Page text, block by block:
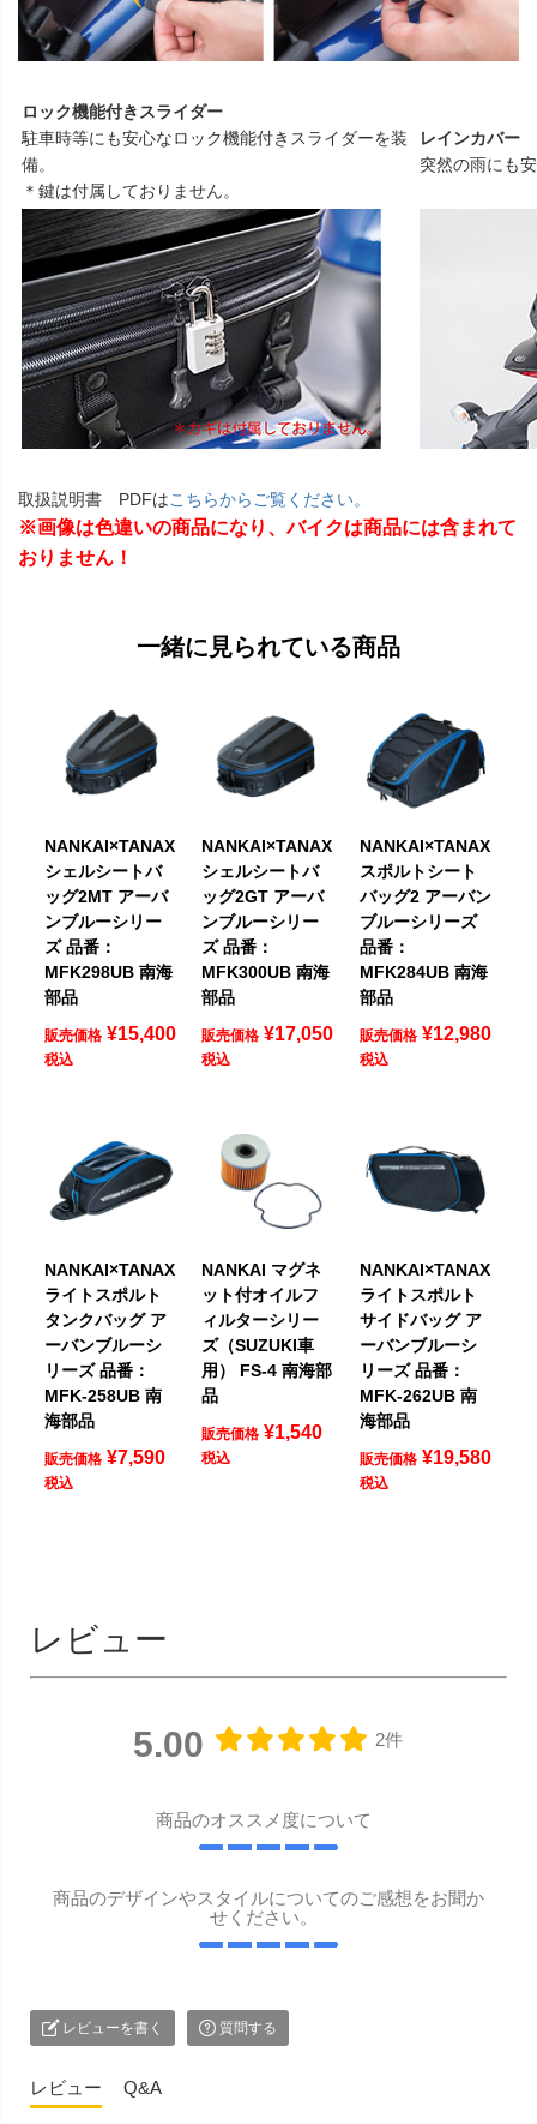
ロック機能付きスライダー
駐車時等にも安心なロック機能付きスライダーを装
備。
＊鍵は付属しておりません。
レインカバー
突然の雨にも
取扱説明書 PDFはこちらからご覧ください。
※画像は色違いの商品になり、バイクは商品には含まれて
おりません！
一緒に見られている商品
NANKAI×TANAX
シェルシートバ
ッグ2MT アーバ
ンブルーシリー
ズ 品番：
MFK298UB 南海
部品
販売価格 ¥15,400
税込
NANKAI×TANAX
シェルシートバ
ッグ2GT アーバ
ンブルーシリー
ズ 品番：
MFK300UB 南海
部品
販売価格 ¥17,050
税込
NANKAI×TANAX
スポルトシート
バッグ2 アーバン
ブルーシリーズ
品番：
MFK284UB 南海
部品
販売価格 ¥12,980
税込
NANKAI×TANAX
ライトスポルト
タンクバッグ ア
ーバンブルーシ
リーズ 品番：
MFK‐258UB 南
海部品
販売価格 ¥7,590
税込
NANKAI マグネ
ット付オイルフ
ィルターシリー
ズ（SUZUKI車
用） FS-4 南海部
品
販売価格 ¥1,540
税込
NANKAI×TANAX
ライトスポルト
サイドバッグ ア
ーバンブルーシ
リーズ 品番：
MFK-262UB 南
海部品
販売価格 ¥19,580
税込
レビュー
5.00 2件
商品のオススメ度について
商品のデザインやスタイルについてのご感想をお聞か
せください。
レビューを書く 質問する
レビュー Q&A